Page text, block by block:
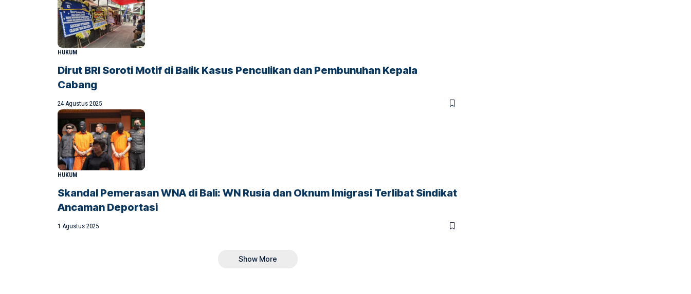
HUKUM
Dirut BRI Soroti Motif di Balik Kasus Penculikan dan Pembunuhan Kepala
Cabang
24 Agustus 2025
HUKUM
Skandal Pemerasan WNA di Bali: WN Rusia dan Oknum Imigrasi Terlibat Sindikat
Ancaman Deportasi
1 Agustus 2025
Show More